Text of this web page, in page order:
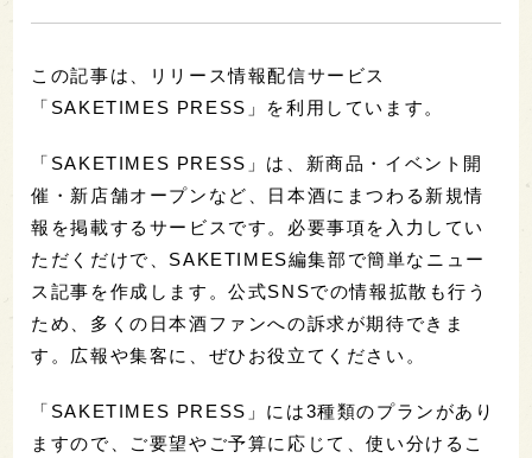
この記事は、リリース情報配信サービス
「SAKETIMES PRESS」を利用しています。
「SAKETIMES PRESS」は、新商品・イベント開
催・新店舗オープンなど、日本酒にまつわる新規情
報を掲載するサービスです。必要事項を入力してい
ただくだけで、SAKETIMES編集部で簡単なニュー
ス記事を作成します。公式SNSでの情報拡散も行う
ため、多くの日本酒ファンへの訴求が期待できま
す。広報や集客に、ぜひお役立てください。
「SAKETIMES PRESS」には3種類のプランがあり
ますので、ご要望やご予算に応じて、使い分けるこ